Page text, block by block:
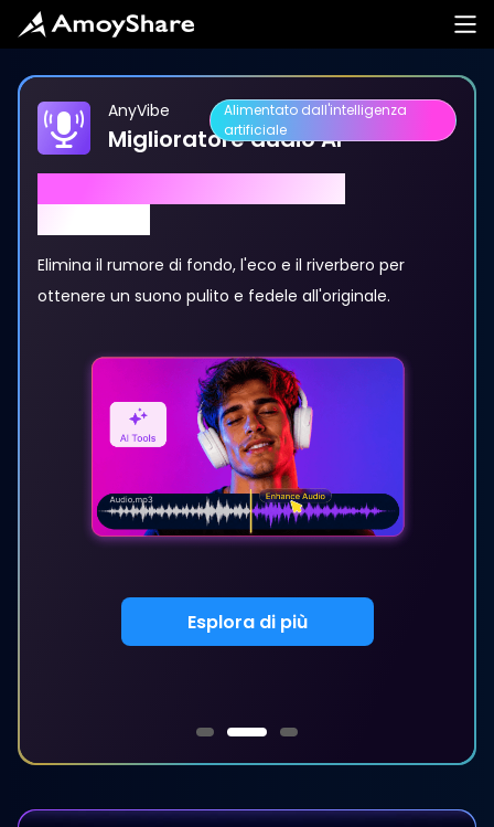
AnyVibe
Miglioratore audio AI
Alimentato dall'intelligenza
artificiale
Elimina il rumore di fondo, l'eco e il riverbero per
ottenere un suono pulito e fedele all'originale.
Esplora di più